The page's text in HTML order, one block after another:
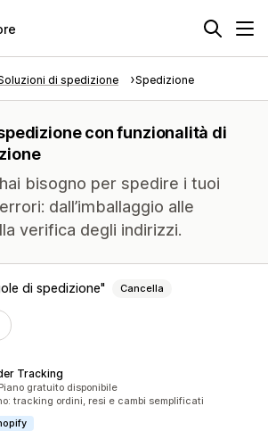
di spedizione Spedizione
con funzionalità di
bisogno per spedire i tuoi
dall’imballaggio alle
verifica degli indirizzi.
di spedizione Cancella
Tracking
totali
Piano gratuito disponibile
tracking ordini, resi e cambi semplificati